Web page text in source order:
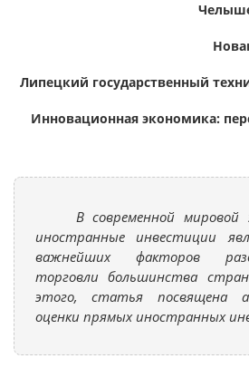
Липецкий государственный
Инновационная экономика:
В современной мировой
иностранные инвестиции
важнейших факторов
торговли большинства
этого, статья посвящена
оценки прямых иностранных